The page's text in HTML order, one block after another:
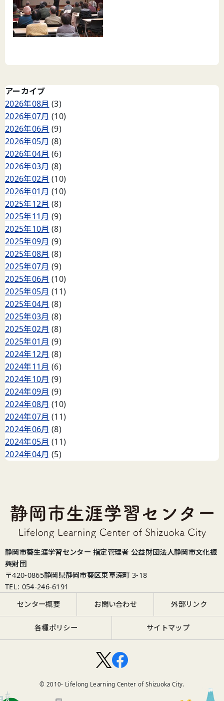
アーカイブ
2026年08月 (3)
2026年07月 (10)
2026年06月 (9)
2026年05月 (8)
2026年04月 (6)
2026年03月 (8)
2026年02月 (10)
2026年01月 (10)
2025年12月 (8)
2025年11月 (9)
2025年10月 (8)
2025年09月 (9)
2025年08月 (8)
2025年07月 (9)
2025年06月 (10)
2025年05月 (11)
2025年04月 (8)
2025年03月 (8)
2025年02月 (8)
2025年01月 (9)
2024年12月 (8)
2024年11月 (6)
2024年10月 (9)
2024年09月 (9)
2024年08月 (10)
2024年07月 (11)
2024年06月 (8)
2024年05月 (11)
2024年04月 (5)
静岡市葵生涯学習センター 指定管理者 公益財団法人静岡市文化振
興財団
〒420-0865静岡県静岡市葵区東草深町 3-18
TEL: 054-246-6191
センター概要
お問い合わせ 外部リンク
各種ポリシー サイトマップ
© 2010- Lifelong Learning Center of Shizuoka City.